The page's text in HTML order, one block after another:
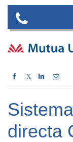
X
directa